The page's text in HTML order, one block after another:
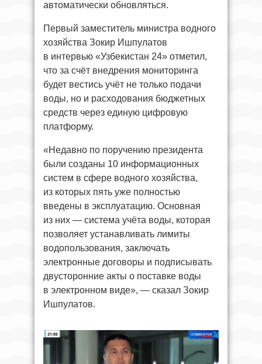
автоматически обновляться.
Первый заместитель министра водного
хозяйства Зокир Ишпулатов
в интервью «Узбекистан 24» отметил,
что за счёт внедрения мониторинга
будет вестись учёт не только подачи
воды, но и расходования бюджетных
средств через единую цифровую
платформу.
«Недавно по поручению президента
были созданы 10 информационных
систем в сфере водного хозяйства,
из которых пять уже полностью
введены в эксплуатацию. Основная
из них — система учёта воды, которая
позволяет устанавливать лимиты
водопользования, заключать
электронные договоры и подписывать
двусторонние акты о поставке воды
в электронном виде», — сказал Зокир
Ишпулатов.